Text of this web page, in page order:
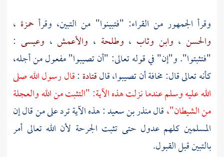
وقرأ الجمهور من القراء: "فتبينوا" من التبين، وقرأ حمزة ،
والحسن ، وابن وثاب ، وطلحة ، والأعمش ، وعيسى :
"فتثبتوا". و"إن" في قوله تعالى: "أن تصيبوا" مفعول من أجله،
كأنه تعالى قال: مخافة أن تصيبوا، قالقتادة :قال رسول الله صلى
الله عليه وسلم عندما نزلت هذه الآية: "التثبت من الله والعجلة
من الشيطان"،قال منذر بنسعيد: هذه الآية ترد على من قال إن
المسلمين كلهم عدول حتى تثبت الجرحة لأن الله تعالى أمر
بالتبين قبل القبول.